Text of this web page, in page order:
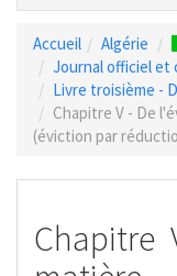
Accueil Algérie
Journal officiel et
Livre troisième -
Chapitre V - De
(éviction par
Chapitre